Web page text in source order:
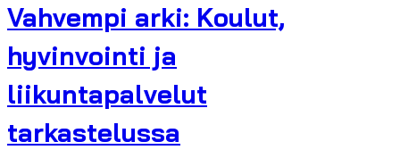
Vahvempi arki: Koulut,
hyvinvointi ja
liikuntapalvelut
tarkastelussa